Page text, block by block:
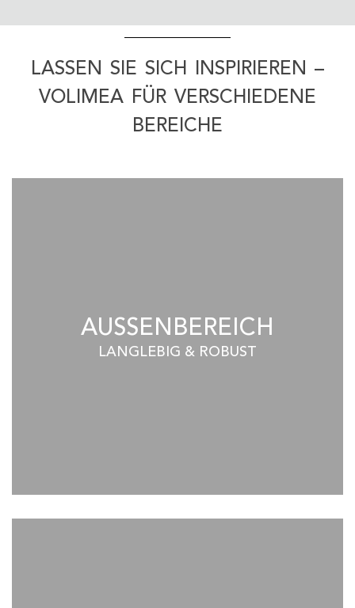
LASSEN SIE SICH INSPIRIEREN –
VOLIMEA FÜR VERSCHIEDENE
BEREICHE
AUSSENBEREICH
LANGLEBIG & ROBUST